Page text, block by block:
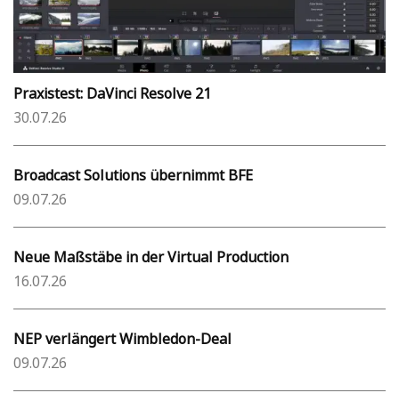
Praxistest: DaVinci Resolve 21
30.07.26
Broadcast Solutions übernimmt BFE
09.07.26
Neue Maßstäbe in der Virtual Production
16.07.26
NEP verlängert Wimbledon-Deal
09.07.26